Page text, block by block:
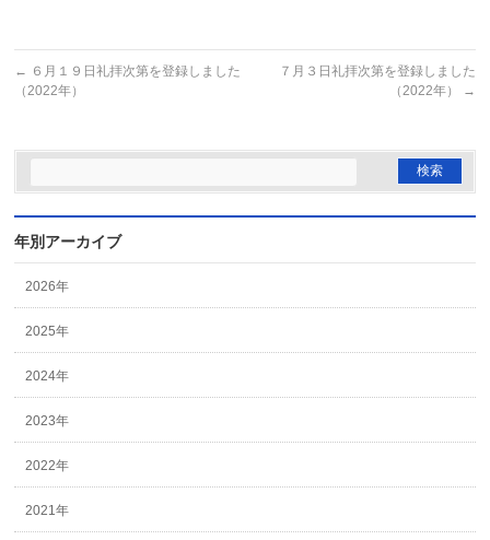
← ６月１９日礼拝次第を登録しました
（2022年）
７月３日礼拝次第を登録しました
（2022年）
→
年別アーカイブ
2026年
2025年
2024年
2023年
2022年
2021年